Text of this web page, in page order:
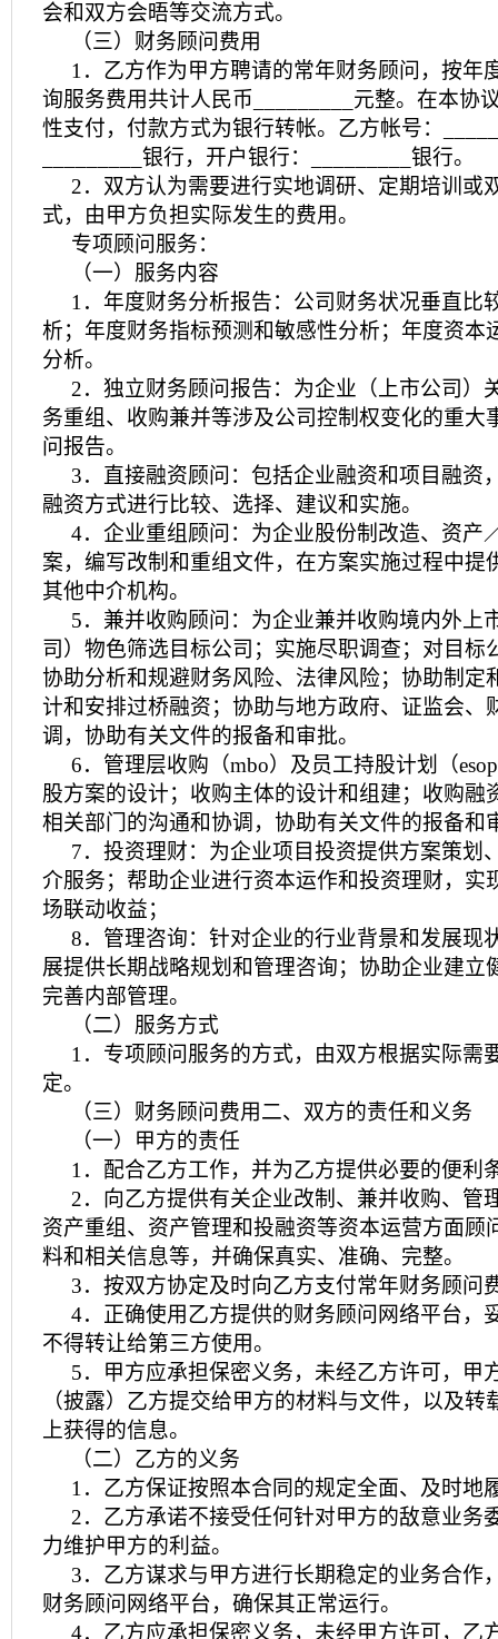
会和双方会晤等交流方式。
（三）财务顾问费用
1．乙方作为甲方聘请的常年财务顾问，按年
询服务费用共计人民币_________元整。在本协
性支付，付款方式为银行转帐。乙方帐号：
_________银行，开户银行：_________银行。
2．双方认为需要进行实地调研、定期培训或
式，由甲方负担实际发生的费用。
专项顾问服务：
（一）服务内容
1．年度财务分析报告：公司财务状况垂直比
析；年度财务指标预测和敏感性分析；年度资本
分析。
2．独立财务顾问报告：为企业（上市公司）
务重组、收购兼并等涉及公司控制权变化的重大
问报告。
3．直接融资顾问：包括企业融资和项目融资
融资方式进行比较、选择、建议和实施。
4．企业重组顾问：为企业股份制改造、资产
案，编写改制和重组文件，在方案实施过程中提
其他中介机构。
5．兼并收购顾问：为企业兼并收购境内外上
司）物色筛选目标公司；实施尽职调查；对目标
协助分析和规避财务风险、法律风险；协助制定
计和安排过桥融资；协助与地方政府、证监会、
调，协助有关文件的报备和审批。
6．管理层收购（mbo）及员工持股计划（
股方案的设计；收购主体的设计和组建；收购融
相关部门的沟通和协调，协助有关文件的报备和
7．投资理财：为企业项目投资提供方案策划
介服务；帮助企业进行资本运作和投资理财，实
场联动收益；
8．管理咨询：针对企业的行业背景和发展现
展提供长期战略规划和管理咨询；协助企业建立
完善内部管理。
（二）服务方式
1．专项顾问服务的方式，由双方根据实际需
定。
（三）财务顾问费用二、双方的责任和义务
（一）甲方的责任
1．配合乙方工作，并为乙方提供必要的便利
2．向乙方提供有关企业改制、兼并收购、管
资产重组、资产管理和投融资等资本运营方面顾
料和相关信息等，并确保真实、准确、完整。
3．按双方协定及时向乙方支付常年财务顾问
4．正确使用乙方提供的财务顾问网络平台，
不得转让给第三方使用。
5．甲方应承担保密义务，未经乙方许可，甲
（披露）乙方提交给甲方的材料与文件，以及转
上获得的信息。
（二）乙方的义务
1．乙方保证按照本合同的规定全面、及时地
2．乙方承诺不接受任何针对甲方的敌意业务
力维护甲方的利益。
3．乙方谋求与甲方进行长期稳定的业务合作
财务顾问网络平台，确保其正常运行。
4．乙方应承担保密义务，未经甲方许可，乙